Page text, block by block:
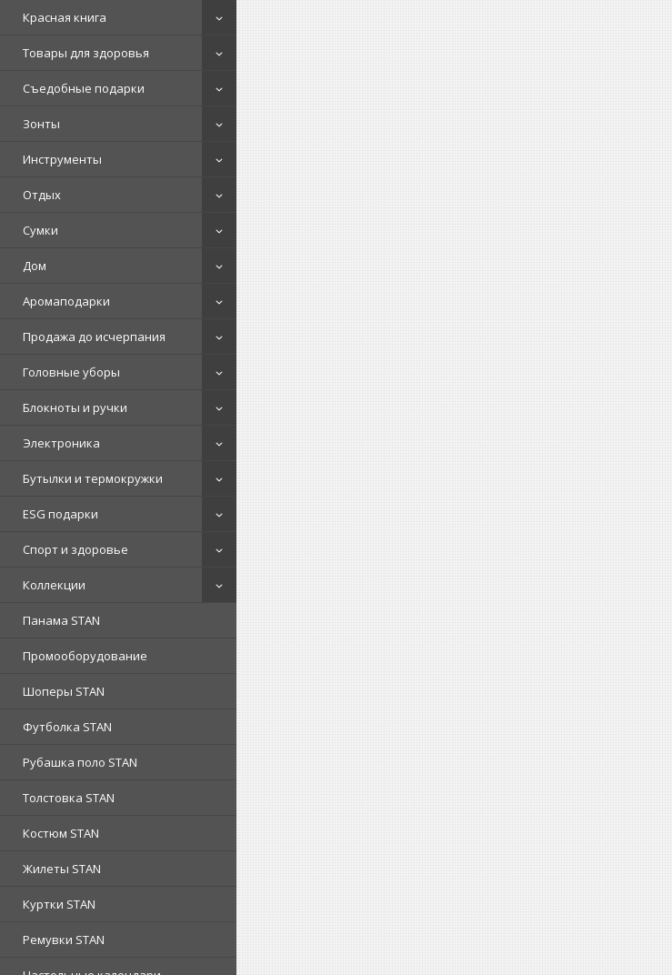
Красная книга
Товары для здоровья
Съедобные подарки
Зонты
Инструменты
Отдых
Сумки
Дом
Аромаподарки
Продажа до исчерпания
Головные уборы
Блокноты и ручки
Электроника
Бутылки и термокружки
ESG подарки
Спорт и здоровье
Коллекции
Панама STAN
Промооборудование
Шоперы STAN
Футболка STAN
Рубашка поло STAN
Толстовка STAN
Костюм STAN
Жилеты STAN
Куртки STAN
Ремувки STAN